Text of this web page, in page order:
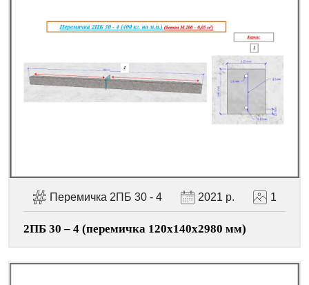
Перемичка 2ПБ 30 - 4 2021 р. 1
2ПБ 30 – 4 (перемичка 120х140х2980 мм)